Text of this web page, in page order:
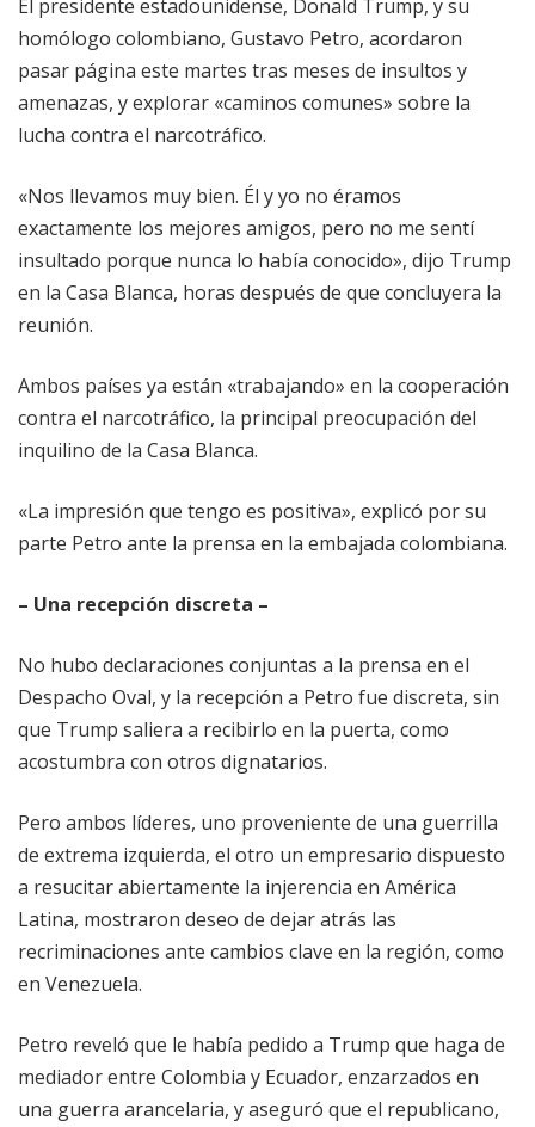
El presidente estadounidense, Donald Trump, y su
homólogo colombiano, Gustavo Petro, acordaron
pasar página este martes tras meses de insultos y
amenazas, y explorar «caminos comunes» sobre la
lucha contra el narcotráfico.
«Nos llevamos muy bien. Él y yo no éramos
exactamente los mejores amigos, pero no me sentí
insultado porque nunca lo había conocido», dijo Trump
en la Casa Blanca, horas después de que concluyera la
reunión.
Ambos países ya están «trabajando» en la cooperación
contra el narcotráfico, la principal preocupación del
inquilino de la Casa Blanca.
«La impresión que tengo es positiva», explicó por su
parte Petro ante la prensa en la embajada colombiana.
– Una recepción discreta –
No hubo declaraciones conjuntas a la prensa en el
Despacho Oval, y la recepción a Petro fue discreta, sin
que Trump saliera a recibirlo en la puerta, como
acostumbra con otros dignatarios.
Pero ambos líderes, uno proveniente de una guerrilla
de extrema izquierda, el otro un empresario dispuesto
a resucitar abiertamente la injerencia en América
Latina, mostraron deseo de dejar atrás las
recriminaciones ante cambios clave en la región, como
en Venezuela.
Petro reveló que le había pedido a Trump que haga de
mediador entre Colombia y Ecuador, enzarzados en
una guerra arancelaria, y aseguró que el republicano,